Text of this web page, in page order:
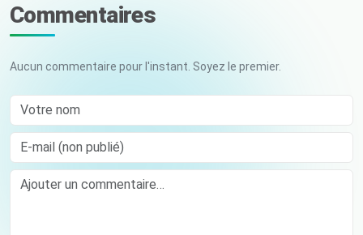
Commentaires
Aucun commentaire pour l'instant. Soyez le premier.
Votre nom
E-mail (non publié)
Comment